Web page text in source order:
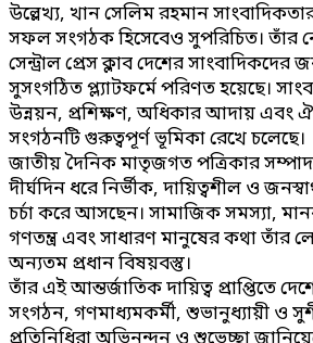
উল্লেখ্য, খান সেলিম রহমান
সফল সংগঠক হিসেবেও সুপরিচিত। তাঁর
সেন্ট্রাল প্রেস ক্লাব দেশের
সুসংগঠিত প্ল্যাটফর্মে পরিণত হয়েছে।
উন্নয়ন, প্রশিক্ষণ, অধিকার আদায় এবং
সংগঠনটি গুরুত্বপূর্ণ ভূমিকা রেখে চলেছে।
জাতীয় দৈনিক মাতৃজগত পত্রিকার
দীর্ঘদিন ধরে নির্ভীক, দায়িত্বশীল ও
চর্চা করে আসছেন। সামাজিক সমস্যা,
গণতন্ত্র এবং সাধারণ মানুষের কথা তাঁর
অন্যতম প্রধান বিষয়বস্তু।
তাঁর এই আন্তর্জাতিক দায়িত্ব প্রাপ্তিতে
সংগঠন, গণমাধ্যমকর্মী, শুভানুধ্যায়ী ও